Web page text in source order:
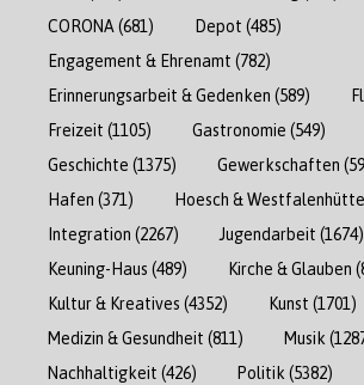
CORONA (681) Depot (485)
Engagement & Ehrenamt (782)
Erinnerungsarbeit & Gedenken (589)
Freizeit (1105) Gastronomie (549)
Geschichte (1375) Gewerkschaften
Hafen (371) Hoesch & Westfalenhütte
Integration (2267) Jugendarbeit (1674)
Keuning-Haus (489) Kirche & Glauben
Kultur & Kreatives (4352) Kunst (1701)
Medizin & Gesundheit (811) Musik
Nachhaltigkeit (426) Politik (5382)